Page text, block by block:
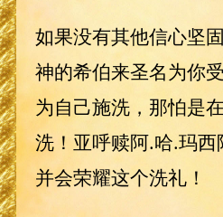
如果没有其他信心坚
神的希伯来圣名为你
为自己施洗，那怕是
洗！亚呼赎阿.哈.玛
并会荣耀这个洗礼！